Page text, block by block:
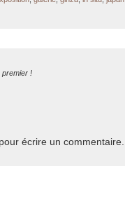
premier !
pour écrire un commentaire.